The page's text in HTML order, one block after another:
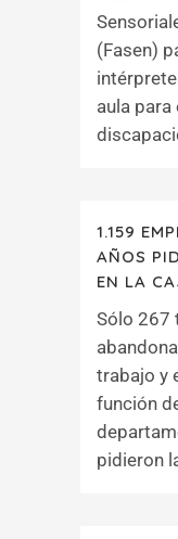
(Fasen)
aula
1.159
AÑOS
EN LA
Sólo 267
trabajo y
función
pidieron